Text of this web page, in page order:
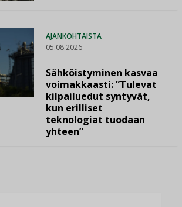
AJANKOHTAISTA
05.08.2026
Sähköistyminen kasvaa
voimakkaasti: ”Tulevat
kilpailuedut syntyvät,
kun erilliset
teknologiat tuodaan
yhteen”